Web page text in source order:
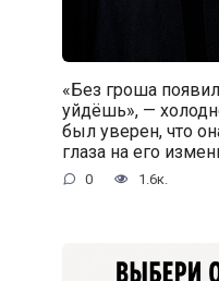
«Без гроша
уйдёшь», —
был уверен, что
глаза на его
0 1.6к.